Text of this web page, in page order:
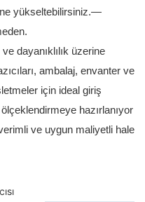
yükseltebilirsiniz.—
dayanıklılık üzerine
ambalaj, envanter ve
için ideal giriş
hazırlanıyor
ve uygun maliyetli hale